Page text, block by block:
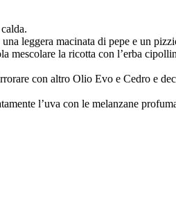
leggera macinata di pepe e un
mescolare la ricotta con l’erba
con altro Olio Evo e Cedro e
l’uva con le melanzane